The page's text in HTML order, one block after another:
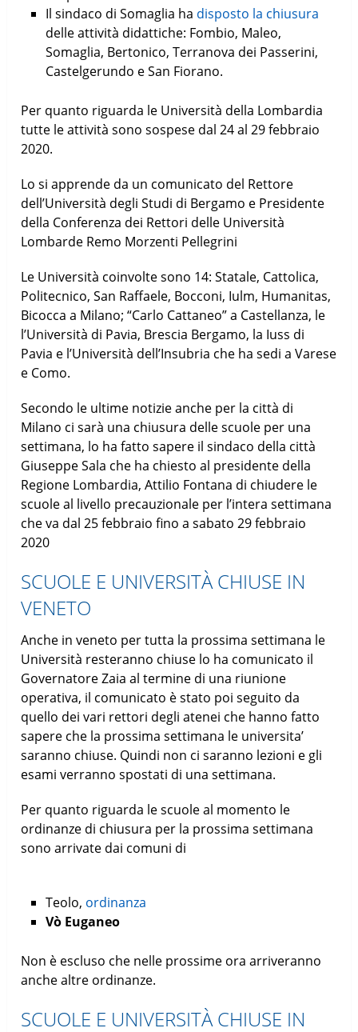
Il sindaco di Somaglia ha disposto la chiusura
delle attività didattiche: Fombio, Maleo,
Somaglia, Bertonico, Terranova dei Passerini,
Castelgerundo e San Fiorano.
Per quanto riguarda le Università della Lombardia
tutte le attività sono sospese dal 24 al 29 febbraio
2020.
Lo si apprende da un comunicato del Rettore
dell’Università degli Studi di Bergamo e Presidente
della Conferenza dei Rettori delle Università
Lombarde Remo Morzenti Pellegrini
Le Università coinvolte sono 14: Statale, Cattolica,
Politecnico, San Raffaele, Bocconi, Iulm, Humanitas,
Bicocca a Milano; “Carlo Cattaneo” a Castellanza, le
l’Università di Pavia, Brescia Bergamo, la Iuss di
Pavia e l’Università dell’Insubria che ha sedi a Varese
e Como.
Secondo le ultime notizie anche per la città di
Milano ci sarà una chiusura delle scuole per una
settimana, lo ha fatto sapere il sindaco della città
Giuseppe Sala che ha chiesto al presidente della
Regione Lombardia, Attilio Fontana di chiudere le
scuole al livello precauzionale per l’intera settimana
che va dal 25 febbraio fino a sabato 29 febbraio
2020
SCUOLE E UNIVERSITÀ CHIUSE IN
VENETO
Anche in veneto per tutta la prossima settimana le
Università resteranno chiuse lo ha comunicato il
Governatore Zaia al termine di una riunione
operativa, il comunicato è stato poi seguito da
quello dei vari rettori degli atenei che hanno fatto
sapere che la prossima settimana le universita’
saranno chiuse. Quindi non ci saranno lezioni e gli
esami verranno spostati di una settimana.
Per quanto riguarda le scuole al momento le
ordinanze di chiusura per la prossima settimana
sono arrivate dai comuni di
Teolo, ordinanza
Vò Euganeo
Non è escluso che nelle prossime ora arriveranno
anche altre ordinanze.
SCUOLE E UNIVERSITÀ CHIUSE IN